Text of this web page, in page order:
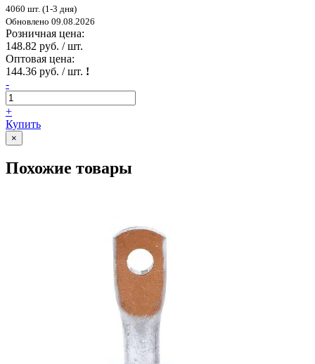
4060 шт. (1-3 дня)
Обновлено 09.08.2026
Розничная цена:
148.82 руб. / шт.
Оптовая цена:
144.36 руб. / шт. !
-
+
Купить
×
Похожие товары